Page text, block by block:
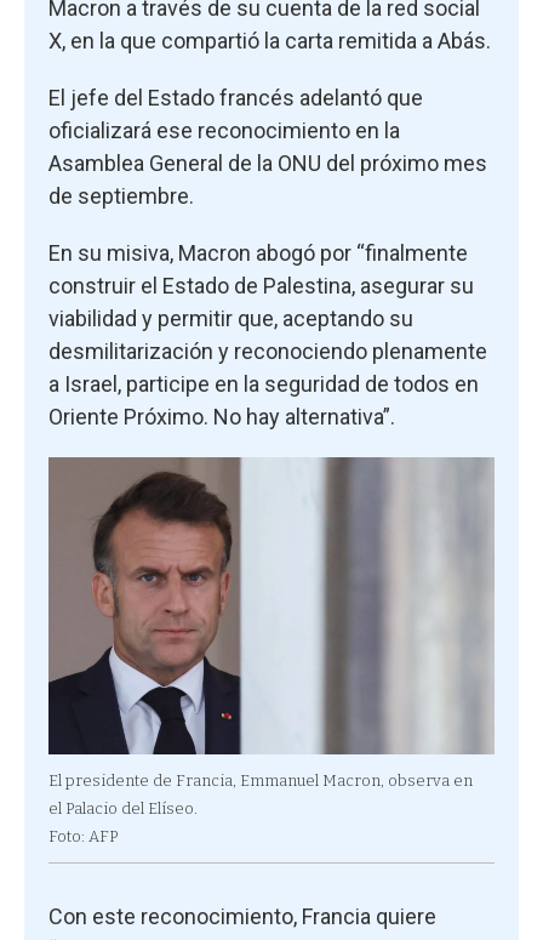
Macron a través de su cuenta de la red social
X, en la que compartió la carta remitida a Abás.
El jefe del Estado francés adelantó que
oficializará ese reconocimiento en la
Asamblea General de la ONU del próximo mes
de septiembre.
En su misiva, Macron abogó por “finalmente
construir el Estado de Palestina, asegurar su
viabilidad y permitir que, aceptando su
desmilitarización y reconociendo plenamente
a Israel, participe en la seguridad de todos en
Oriente Próximo. No hay alternativa”.
El presidente de Francia, Emmanuel Macron, observa en
el Palacio del Elíseo.
Foto: AFP
Con este reconocimiento, Francia quiere